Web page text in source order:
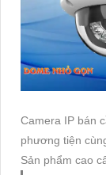
Camera IP bán
phương tiện
Sản phẩm cao